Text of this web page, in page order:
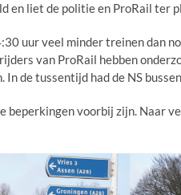
en liet de politie en ProRail ter
uur veel minder treinen dan
van ProRail hebben
In de tussentijd had de NS
beperkingen voorbij zijn. Naar